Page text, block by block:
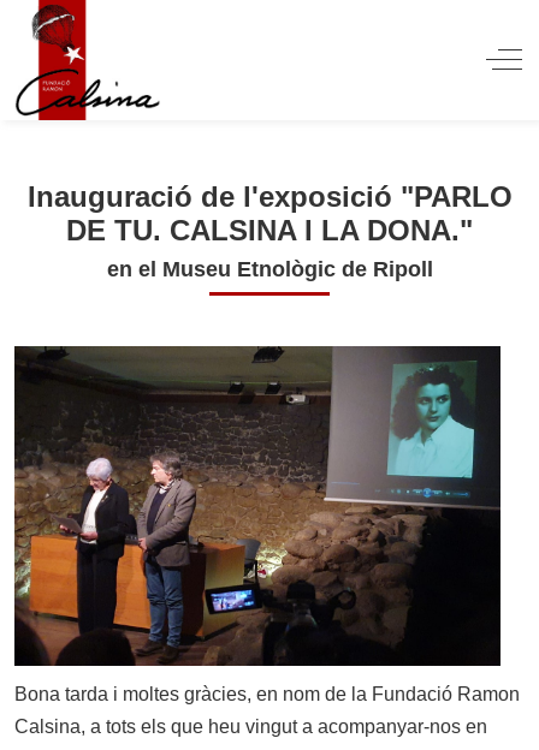
Off-
Inauguració de l'exposició "PARLO
DE TU. CALSINA I LA DONA."
en el Museu Etnològic de Ripoll
Bona tarda i moltes gràcies, en nom de la Fundació Ramon
Calsina, a tots els que heu vingut a acompanyar-nos en